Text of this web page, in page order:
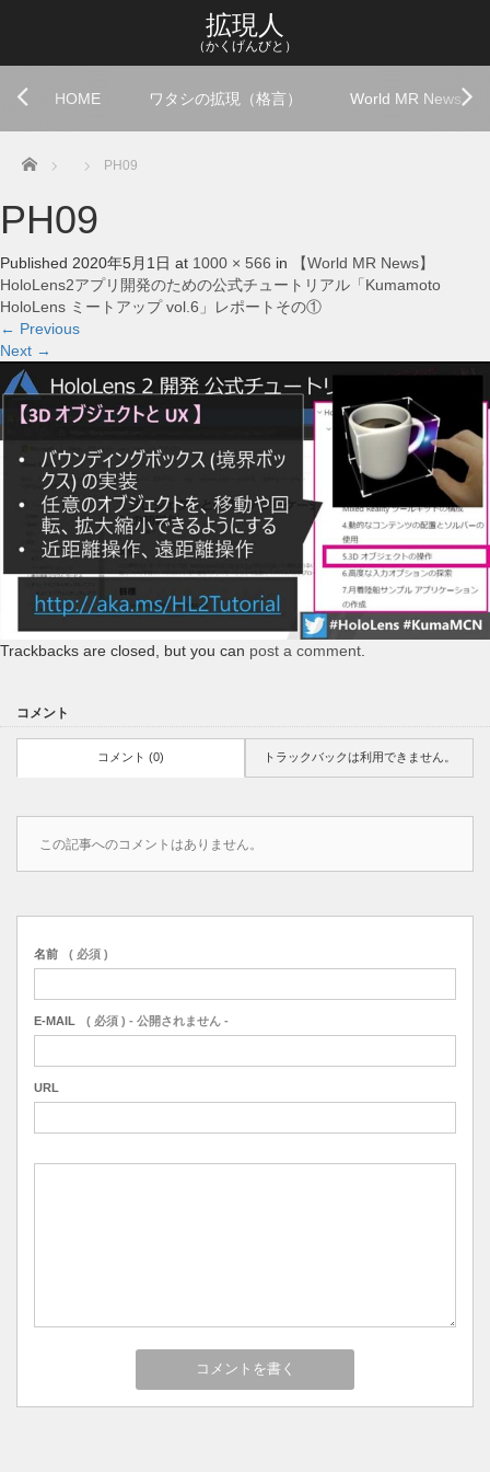
拡現人
（かくげんびと）
HOME ワタシの拡現（格言） World MR News
Home PH09
PH09
Published 2020年5月1日 at 1000 × 566 in
【World MR News】
HoloLens2アプリ開発のための公式チュートリアル「Kumamoto
HoloLens ミートアップ vol.6」レポートその①
← Previous
Next →
Trackbacks are closed, but you can post a comment
コメント
コメント (0) トラックバックは利用できません。
この記事へのコメントはありません。
名前 ( 必須 )
E-MAIL ( 必須 ) - 公開されません -
URL